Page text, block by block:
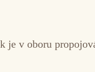
je v oboru